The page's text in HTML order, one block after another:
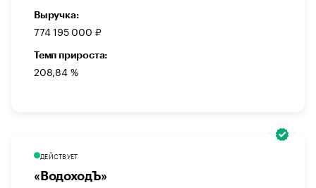
Выручка:
774 195 000 ₽
Темп прироста:
208,84 %
ДЕЙСТВУЕТ
«ВодоходЪ»